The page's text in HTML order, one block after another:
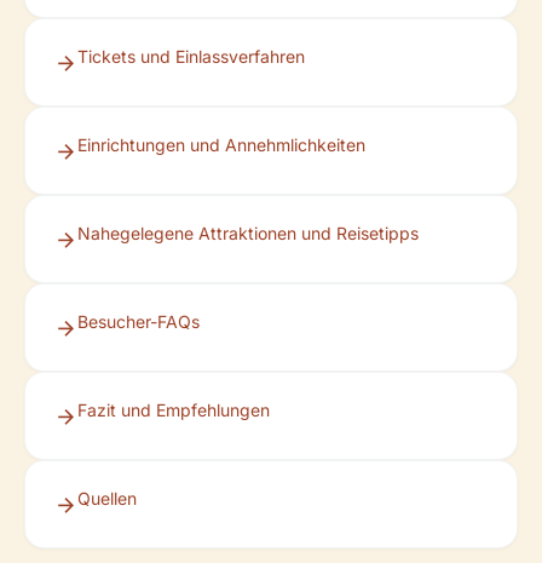
Tickets und Einlassverfahren
Einrichtungen und Annehmlichkeiten
Nahegelegene Attraktionen und Reisetipps
Besucher-FAQs
Fazit und Empfehlungen
Quellen